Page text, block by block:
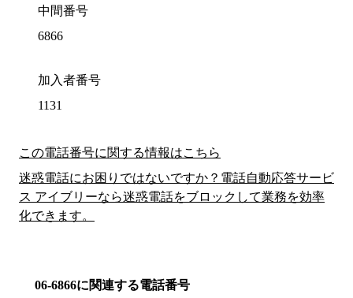
中間番号
6866
加入者番号
1131
この電話番号に関する情報はこちら
迷惑電話にお困りではないですか？電話自動応答サービ
ス アイブリーなら迷惑電話をブロックして業務を効率
化できます。
06-6866に関連する電話番号